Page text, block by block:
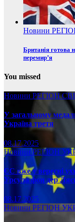
Новини
Британія готова
перемир’я
You missed
Новини РЕГІОН
У загальному
Україна третя
08.17.2025
НовиниРЕГІОН
ЄС вже у вересні
Урсула фон дер
08.17.2025
Новини РЕГІОН